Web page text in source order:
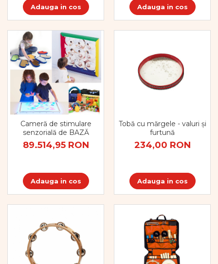
Adauga in cos Adauga in cos
Cameră de stimulare
senzorială de BAZĂ
89.514,95 RON
Adauga in cos
Tobă cu mărgele - valuri și
furtună
234,00 RON
Adauga in cos